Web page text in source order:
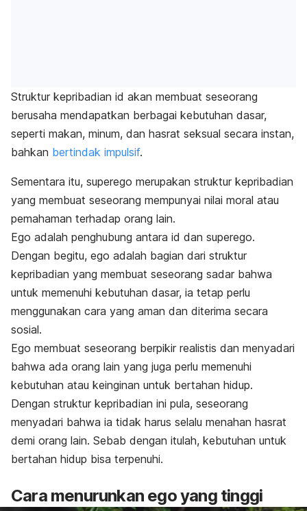
Struktur kepribadian id akan membuat seseorang
berusaha mendapatkan berbagai kebutuhan dasar,
seperti makan, minum, dan hasrat seksual secara instan,
bahkan bertindak impulsif.
Sementara itu, superego merupakan struktur kepribadian
yang membuat seseorang mempunyai nilai moral atau
pemahaman terhadap orang lain.
Ego adalah penghubung antara id dan superego.
Dengan begitu, ego adalah bagian dari struktur
kepribadian yang membuat seseorang sadar bahwa
untuk memenuhi kebutuhan dasar, ia tetap perlu
menggunakan cara yang aman dan diterima secara
sosial.
Ego membuat seseorang berpikir realistis dan menyadari
bahwa ada orang lain yang juga perlu memenuhi
kebutuhan atau keinginan untuk bertahan hidup.
Dengan struktur kepribadian ini pula, seseorang
menyadari bahwa ia tidak harus selalu menahan hasrat
demi orang lain. Sebab dengan itulah, kebutuhan untuk
bertahan hidup bisa terpenuhi.
Cara menurunkan ego yang tinggi